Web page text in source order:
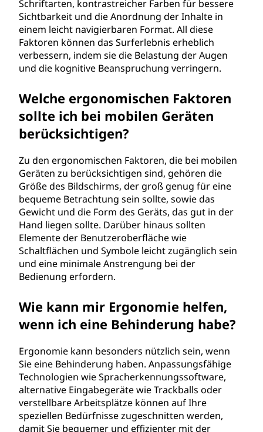
Schriftarten, kontrastreicher Farben für bessere
Sichtbarkeit und die Anordnung der Inhalte in
einem leicht navigierbaren Format. All diese
Faktoren können das Surferlebnis erheblich
verbessern, indem sie die Belastung der Augen
und die kognitive Beanspruchung verringern.
Welche ergonomischen Faktoren
sollte ich bei mobilen Geräten
berücksichtigen?
Zu den ergonomischen Faktoren, die bei mobilen
Geräten zu berücksichtigen sind, gehören die
Größe des Bildschirms, der groß genug für eine
bequeme Betrachtung sein sollte, sowie das
Gewicht und die Form des Geräts, das gut in der
Hand liegen sollte. Darüber hinaus sollten
Elemente der Benutzeroberfläche wie
Schaltflächen und Symbole leicht zugänglich sein
und eine minimale Anstrengung bei der
Bedienung erfordern.
Wie kann mir Ergonomie helfen,
wenn ich eine Behinderung habe?
Ergonomie kann besonders nützlich sein, wenn
Sie eine Behinderung haben. Anpassungsfähige
Technologien wie Spracherkennungssoftware,
alternative Eingabegeräte wie Trackballs oder
verstellbare Arbeitsplätze können auf Ihre
speziellen Bedürfnisse zugeschnitten werden,
damit Sie bequemer und effizienter mit der